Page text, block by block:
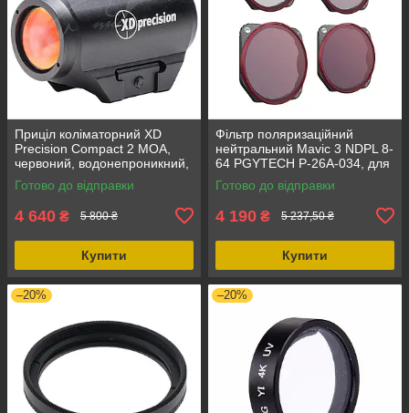
Приціл коліматорний XD
Precision Compact 2 MOA,
червоний, водонепроникний,
для полювання та стрільби
Готово до відправки
4 640 ₴ 5 800 ₴
Купити
Фільтр поляризаційний
нейтральний Mavic 3 NDPL 8-
64 PGYTECH P-26A-034, для
DJI Mavic 3, алюміній,
оптичне скло
Готово до відправки
4 190 ₴ 5 237,50 ₴
Купити
–20% –20%